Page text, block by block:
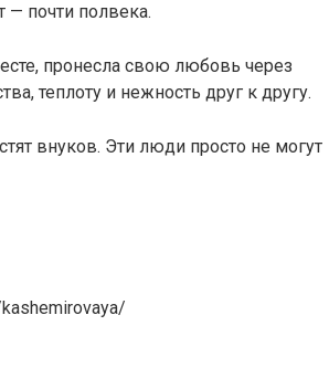
— почти полвека.
пронесла свою любовь через
теплоту и нежность друг к другу.
внуков. Эти люди просто не могут